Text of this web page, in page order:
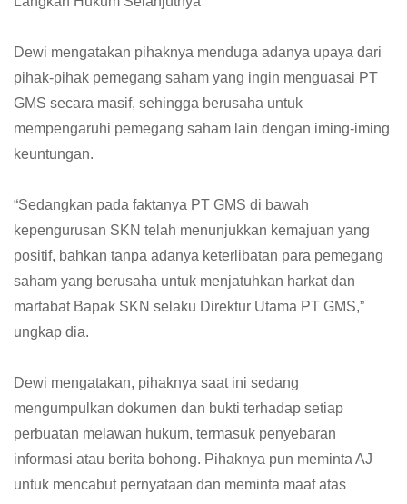
Dewi mengatakan pihaknya menduga adanya upaya dari
pihak-pihak pemegang saham yang ingin menguasai PT
GMS secara masif, sehingga berusaha untuk
mempengaruhi pemegang saham lain dengan iming-iming
keuntungan.
“Sedangkan pada faktanya PT GMS di bawah
kepengurusan SKN telah menunjukkan kemajuan yang
positif, bahkan tanpa adanya keterlibatan para pemegang
saham yang berusaha untuk menjatuhkan harkat dan
martabat Bapak SKN selaku Direktur Utama PT GMS,”
ungkap dia.
Dewi mengatakan, pihaknya saat ini sedang
mengumpulkan dokumen dan bukti terhadap setiap
perbuatan melawan hukum, termasuk penyebaran
informasi atau berita bohong. Pihaknya pun meminta AJ
untuk mencabut pernyataan dan meminta maaf atas